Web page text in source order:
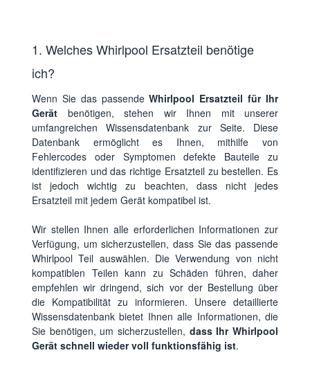
1. Welches Whirlpool Ersatzteil benötige
ich?
Wenn Sie das passendeWhirlpool Ersatzteil für Ihr
Gerät benötigen, stehen wir Ihnen mit unserer
umfangreichen Wissensdatenbank zur Seite. Diese
Datenbank ermöglicht es Ihnen, mithilfe von
Fehlercodes oder Symptomen defekte Bauteile zu
identifizieren und das richtige Ersatzteil zu bestellen. Es
ist jedoch wichtig zu beachten, dass nicht jedes
Ersatzteil mit jedem Gerät kompatibel ist.
Wir stellen Ihnen alle erforderlichen Informationen zur
Verfügung, um sicherzustellen, dass Sie das passende
Whirlpool Teil auswählen. Die Verwendung von nicht
kompatiblen Teilen kann zu Schäden führen, daher
empfehlen wir dringend, sich vor der Bestellung über
die Kompatibilität zu informieren. Unsere detaillierte
Wissensdatenbank bietet Ihnen alle Informationen, die
Sie benötigen, um sicherzustellen, dass Ihr Whirlpool
Gerät schnell wieder voll funktionsfähig ist.